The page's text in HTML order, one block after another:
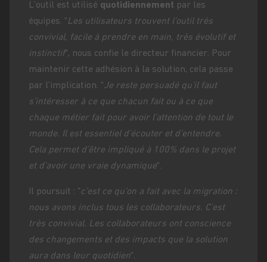
L’outil est utilisé quotidiennement par les
équipes. “Les utilisateurs trouvent l’outil très
convivial, facile à prendre en main, très évolutif et
instinctif“, nous confie le directeur financier. Pour
maintenir cette adhésion à la solution, cela passe
par l’implication. “Je reste persuadé qu’il faut
s’intéresser à ce que chacun fait ou à ce que
chaque métier fait pour avoir l’attention de tout le
monde. Il est essentiel d’écouter et d’entendre.
Cela permet d’être impliqué à 100% dans le projet
et d’avoir une vraie dynamique“.
Il poursuit : “c’est ce qu’on a fait avec la migration :
nous avons inclus tous les collaborateurs. C’est
très convivial. Les collaborateurs ont conscience
des changements et des impacts que la solution
aura dans leur quotidien“.